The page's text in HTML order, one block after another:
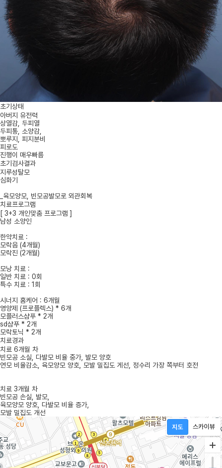
초기상태
아버지 유전력
상열감, 두피열
두피통, 소양감,
뽀루지, 피지분비
피로도
진행이 매우빠름
초기검사결과
지루성탈모
심화기
_육모양모, 빈모공발모로 외관회복
치료프로그램
[ 3+3 개인맞춤 프로그램 ]
남성 소양인
한약치료 :
모락음 (4개월)
모락진 (2개월)
모낭 치료 :
일반 치료 : 0회
특수 치료 : 1회
시너지 홈케어 : 6개월
영양제 (프로플렉스) * 6개
모플러스샴푸 * 2개
sd샴푸 * 2개
모락토닉 * 2개
치료경과
치료 6개월 차
빈모공 소실, 다발모 비율 중가, 발모 양호
연모 비율감소, 육모양모 양호, 모발 밀집도 게선, 정수리 가장 쪽부터 호전
치료 3개월 차
빈모공 손실, 발모,
육모양모 양호, 다발모 비율 증가,
모발 밀집도 개선